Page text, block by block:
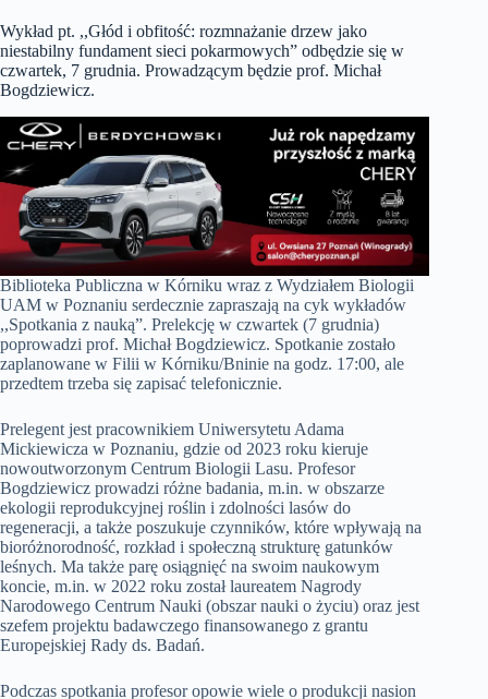
Wykład pt. ,,Głód i obfitość: rozmnażanie drzew jako
niestabilny fundament sieci pokarmowych” odbędzie się w
czwartek, 7 grudnia. Prowadzącym będzie prof. Michał
Bogdziewicz.
Biblioteka Publiczna w Kórniku wraz z Wydziałem Biologii
UAM w Poznaniu serdecznie zapraszają na cyk wykładów
,,Spotkania z nauką”. Prelekcję w czwartek (7 grudnia)
poprowadzi prof. Michał Bogdziewicz. Spotkanie zostało
zaplanowane w Filii w Kórniku/Bninie na godz. 17:00, ale
przedtem trzeba się zapisać telefonicznie.
Prelegent jest pracownikiem Uniwersytetu Adama
Mickiewicza w Poznaniu, gdzie od 2023 roku kieruje
nowoutworzonym Centrum Biologii Lasu. Profesor
Bogdziewicz prowadzi różne badania, m.in. w obszarze
ekologii reprodukcyjnej roślin i zdolności lasów do
regeneracji, a także poszukuje czynników, które wpływają na
bioróżnorodność, rozkład i społeczną strukturę gatunków
leśnych. Ma także parę osiągnięć na swoim naukowym
koncie, m.in. w 2022 roku został laureatem Nagrody
Narodowego Centrum Nauki (obszar nauki o życiu) oraz jest
szefem projektu badawczego finansowanego z grantu
Europejskiej Rady ds. Badań.
Podczas spotkania profesor opowie wiele o produkcji nasion